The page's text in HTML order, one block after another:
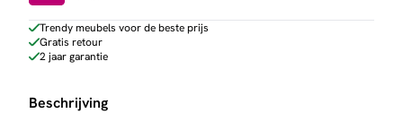
Trendy meubels voor de beste prijs
Gratis retour
2 jaar garantie
Beschrijving